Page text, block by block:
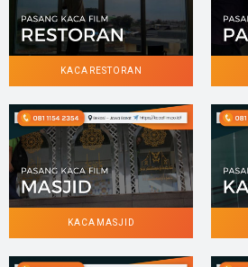
KACA RESTORAN
KACA MASJID